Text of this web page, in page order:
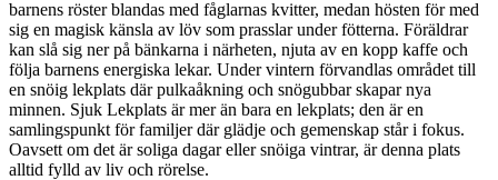
barnens röster blandas med fåglarnas kvitter, medan hösten för med
sig en magisk känsla av löv som prasslar under fötterna. Föräldrar
kan slå sig ner på bänkarna i närheten, njuta av en kopp kaffe och
följa barnens energiska lekar. Under vintern förvandlas området till
en snöig lekplats där pulkaåkning och snögubbar skapar nya
minnen. Sjuk Lekplats är mer än bara en lekplats; den är en
samlingspunkt för familjer där glädje och gemenskap står i fokus.
Oavsett om det är soliga dagar eller snöiga vintrar, är denna plats
alltid fylld av liv och rörelse.